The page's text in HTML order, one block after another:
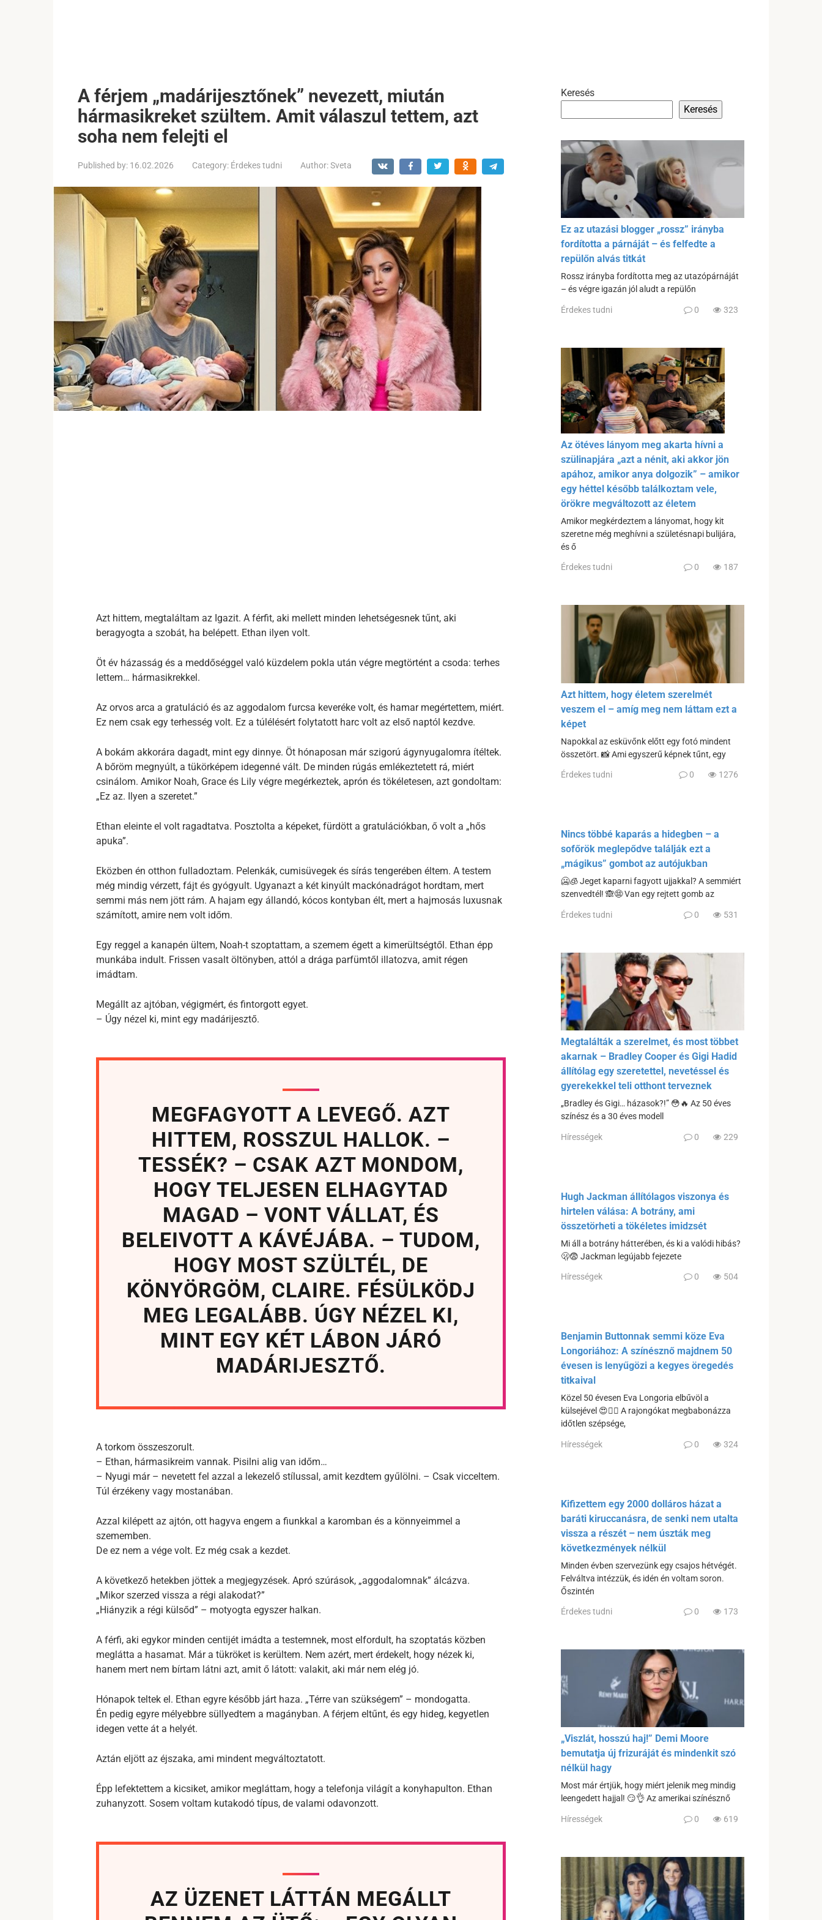
A férjem „madárijesztőnek” nevezett, miután
hármasikreket szültem. Amit válaszul tettem, azt
soha nem felejti el
Published by: 16.02.2026 Category: Érdekes tudni Author:Sveta
Azt hittem, megtaláltam az Igazit. A férfit, aki mellett minden lehetségesnek tűnt, aki
beragyogta a szobát, ha belépett. Ethan ilyen volt.
Öt év házasság és a meddőséggel való küzdelem pokla után végre megtörtént a csoda: terhes
lettem… hármasikrekkel.
Az orvos arca a gratuláció és az aggodalom furcsa keveréke volt, és hamar megértettem, miért.
Ez nem csak egy terhesség volt. Ez a túlélésért folytatott harc volt az első naptól kezdve.
A bokám akkorára dagadt, mint egy dinnye. Öt hónaposan már szigorú ágynyugalomra ítéltek.
A bőröm megnyúlt, a tükörképem idegenné vált. De minden rúgás emlékeztetett rá, miért
csinálom. Amikor Noah, Grace és Lily végre megérkeztek, aprón és tökéletesen, azt gondoltam:
„Ez az. Ilyen a szeretet.”
Ethan eleinte el volt ragadtatva. Posztolta a képeket, fürdött a gratulációkban, ő volt a „hős
apuka”.
Eközben én otthon fulladoztam. Pelenkák, cumisüvegek és sírás tengerében éltem. A testem
még mindig vérzett, fájt és gyógyult. Ugyanazt a két kinyúlt mackónadrágot hordtam, mert
semmi más nem jött rám. A hajam egy állandó, kócos kontyban élt, mert a hajmosás luxusnak
számított, amire nem volt időm.
Egy reggel a kanapén ültem, Noah-t szoptattam, a szemem égett a kimerültségtől. Ethan épp
munkába indult. Frissen vasalt öltönyben, attól a drága parfümtől illatozva, amit régen
imádtam.
Megállt az ajtóban, végigmért, és fintorgott egyet.
– Úgy nézel ki, mint egy madárijesztő.
MEGFAGYOTT A LEVEGŐ. AZT
HITTEM, ROSSZUL HALLOK. –
TESSÉK? – CSAK AZT MONDOM,
HOGY TELJESEN ELHAGYTAD
MAGAD – VONT VÁLLAT, ÉS
BELEIVOTT A KÁVÉJÁBA. – TUDOM,
HOGY MOST SZÜLTÉL, DE
KÖNYÖRGÖM, CLAIRE. FÉSÜLKÖDJ
MEG LEGALÁBB. ÚGY NÉZEL KI,
MINT EGY KÉT LÁBON JÁRÓ
MADÁRIJESZTŐ.
A torkom összeszorult.
– Ethan, hármasikreim vannak. Pisilni alig van időm…
– Nyugi már – nevetett fel azzal a lekezelő stílussal, amit kezdtem gyűlölni. – Csak vicceltem.
Túl érzékeny vagy mostanában.
Azzal kilépett az ajtón, ott hagyva engem a fiunkkal a karomban és a könnyeimmel a
szememben.
De ez nem a vége volt. Ez még csak a kezdet.
A következő hetekben jöttek a megjegyzések. Apró szúrások, „aggodalomnak” álcázva.
„Mikor szerzed vissza a régi alakodat?”
„Hiányzik a régi külsőd” – motyogta egyszer halkan.
A férfi, aki egykor minden centijét imádta a testemnek, most elfordult, ha szoptatás közben
meglátta a hasamat. Már a tükröket is kerültem. Nem azért, mert érdekelt, hogy nézek ki,
hanem mert nem bírtam látni azt, amit ő látott: valakit, aki már nem elég jó.
Hónapok teltek el. Ethan egyre később járt haza. „Térre van szükségem” – mondogatta.
Én pedig egyre mélyebbre süllyedtem a magányban. A férjem eltűnt, és egy hideg, kegyetlen
idegen vette át a helyét.
Aztán eljött az éjszaka, ami mindent megváltoztatott.
Épp lefektettem a kicsiket, amikor megláttam, hogy a telefonja világít a konyhapulton. Ethan
zuhanyzott. Sosem voltam kutakodó típus, de valami odavonzott.
AZ ÜZENET LÁTTÁN MEGÁLLT
Keresés
Keresés
Ez az utazási blogger „rossz” irányba
fordította a párnáját – és felfedte a
repülőn alvás titkát
Rossz irányba fordította meg az utazópárnáját
– és végre igazán jól aludt a repülőn
Érdekes tudni 0 323
Az ötéves lányom meg akarta hívni a
szülinapjára „azt a nénit, aki akkor jön
apához, amikor anya dolgozik” – amikor
egy héttel később találkoztam vele,
örökre megváltozott az életem
Amikor megkérdeztem a lányomat, hogy kit
szeretne még meghívni a születésnapi bulijára,
és ő
Érdekes tudni 0 187
Azt hittem, hogy életem szerelmét
veszem el – amíg meg nem láttam ezt a
képet
Napokkal az esküvőnk előtt egy fotó mindent
összetört. 📸 Ami egyszerű képnek tűnt, egy
Érdekes tudni 0 1276
Nincs többé kaparás a hidegben – a
sofőrök meglepődve találják ezt a
„mágikus” gombot az autójukban
🥶🧊 Jeget kaparni fagyott ujjakkal? A semmiért
szenvedtél! 🙈😨 Van egy rejtett gomb az
Érdekes tudni 0 531
Megtalálták a szerelmet, és most többet
akarnak – Bradley Cooper és Gigi Hadid
állítólag egy szeretettel, nevetéssel és
gyerekekkel teli otthont terveznek
„Bradley és Gigi… házasok?!” 😳🔥 Az 50 éves
színész és a 30 éves modell
Hírességek 0 229
Hugh Jackman állítólagos viszonya és
hirtelen válása: A botrány, ami
összetörheti a tökéletes imidzsét
Mi áll a botrány hátterében, és ki a valódi hibás?
🫢😨 Jackman legújabb fejezete
Hírességek 0 504
Benjamin Buttonnak semmi köze Eva
Longoriához: A színésznő majdnem 50
évesen is lenyűgözi a kegyes öregedés
titkaival
Közel 50 évesen Eva Longoria elbűvöl a
külsejével 😍❤️‍🔥 A rajongókat megbabonázza
időtlen szépsége,
Hírességek 0 324
Kifizettem egy 2000 dolláros házat a
baráti kiruccanásra, de senki nem utalta
vissza a részét – nem úszták meg
következmények nélkül
Minden évben szervezünk egy csajos hétvégét.
Felváltva intézzük, és idén én voltam soron.
Őszintén
Érdekes tudni 0 173
„Viszlát, hosszú haj!” Demi Moore
bemutatja új frizuráját és mindenkit szó
nélkül hagy
Most már értjük, hogy miért jelenik meg mindig
leengedett hajjal! 😏👌 Az amerikai színésznő
Hírességek 0 619